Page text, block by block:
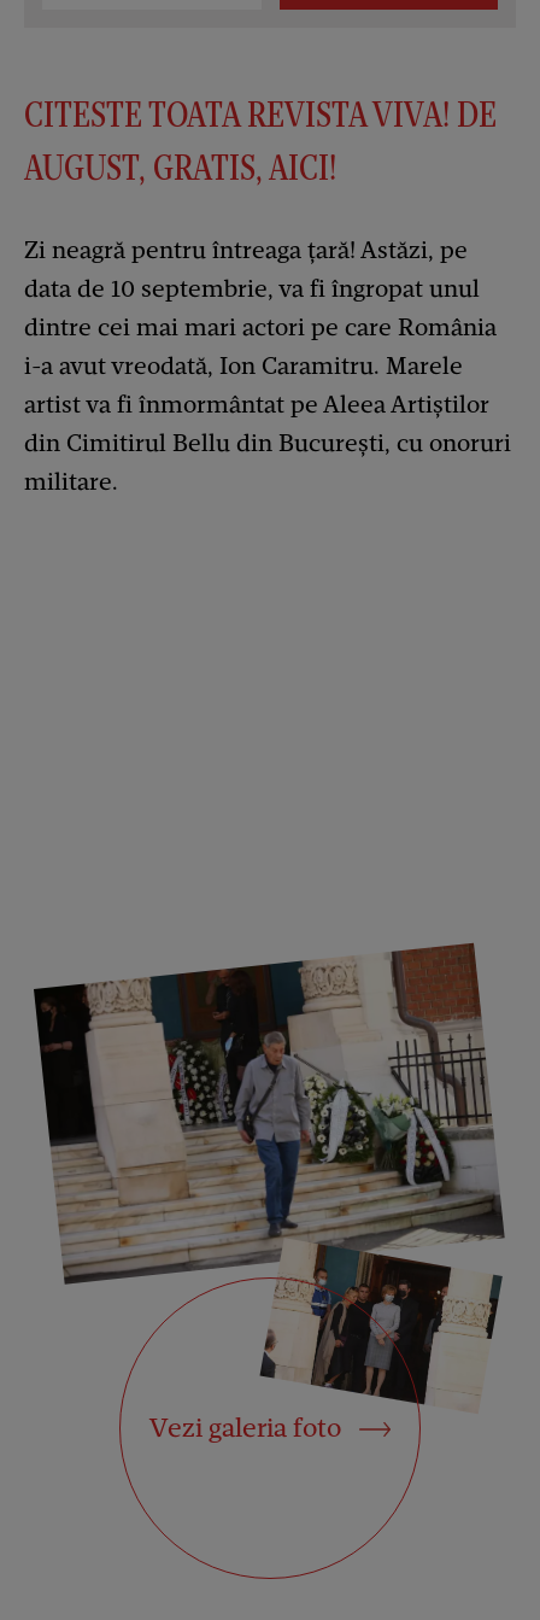
CITESTE TOATA REVISTA VIVA! DE
AUGUST, GRATIS, AICI!
Zi neagră pentru întreaga țară! Astăzi, pe
data de 10 septembrie, va fi îngropat unul
dintre cei mai mari actori pe care România
i-a avut vreodată, Ion Caramitru. Marele
artist va fi înmormântat pe Aleea Artiştilor
din Cimitirul Bellu din București, cu onoruri
militare.
Vezi galeria foto